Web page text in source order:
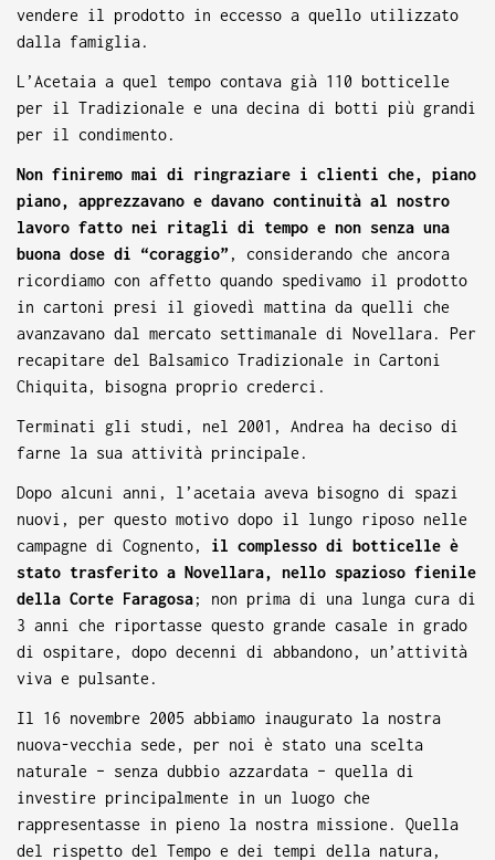
vendere il prodotto in eccesso a quello utilizzato
dalla famiglia.
L’Acetaia a quel tempo contava già 110 botticelle
per il Tradizionale e una decina di botti più grandi
per il condimento.
Non finiremo mai di ringraziare i clienti che, piano
piano, apprezzavano e davano continuità al nostro
lavoro fatto nei ritagli di tempo e non senza una
buona dose di “coraggio” , considerando che ancora
ricordiamo con affetto quando spedivamo il prodotto
in cartoni presi il giovedì mattina da quelli che
avanzavano dal mercato settimanale di Novellara. Per
recapitare del Balsamico Tradizionale in Cartoni
Chiquita, bisogna proprio crederci.
Terminati gli studi, nel 2001, Andrea ha deciso di
farne la sua attività principale.
Dopo alcuni anni, l’acetaia aveva bisogno di spazi
nuovi, per questo motivo dopo il lungo riposo nelle
campagne di Cognento, il complesso di botticelle è
stato trasferito a Novellara, nello spazioso fienile
della Corte Faragosa; non prima di una lunga cura di
3 anni che riportasse questo grande casale in grado
di ospitare, dopo decenni di abbandono, un’attività
viva e pulsante.
Il 16 novembre 2005 abbiamo inaugurato la nostra
nuova-vecchia sede, per noi è stato una scelta
naturale – senza dubbio azzardata – quella di
investire principalmente in un luogo che
rappresentasse in pieno la nostra missione. Quella
del rispetto del Tempo e dei tempi della natura,